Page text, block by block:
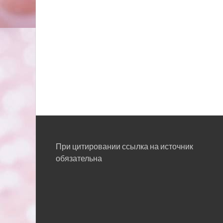
При цитировании ссылка на источник
обязательна